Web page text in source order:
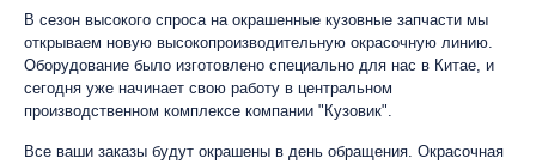
В сезон высокого спроса на окрашенные кузовные запчасти мы
открываем новую высокопроизводительную окрасочную линию.
Оборудование было изготовлено специально для нас в Китае, и
сегодня уже начинает свою работу в центральном
производственном комплексе компании "Кузовик".
Все ваши заказы будут окрашены в день обращения. Окрасочная